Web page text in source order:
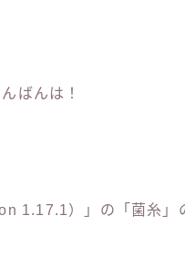
ばんは！
1.17.1）」の「菌糸」